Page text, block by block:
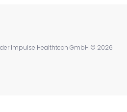
der Impulse Healthtech GmbH © 2026